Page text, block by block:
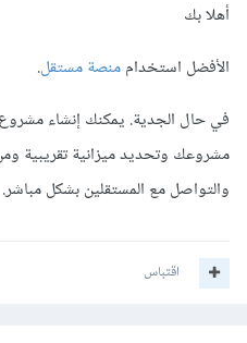
أهلا بك
الأفضل استخداممنصة مستقل.
في حال الجدية. يمكنك إنشاء
مشروعك وتحديد ميزانية تقريبية
والتواصل مع المستقلين بشكل مباشر.
اقتباس